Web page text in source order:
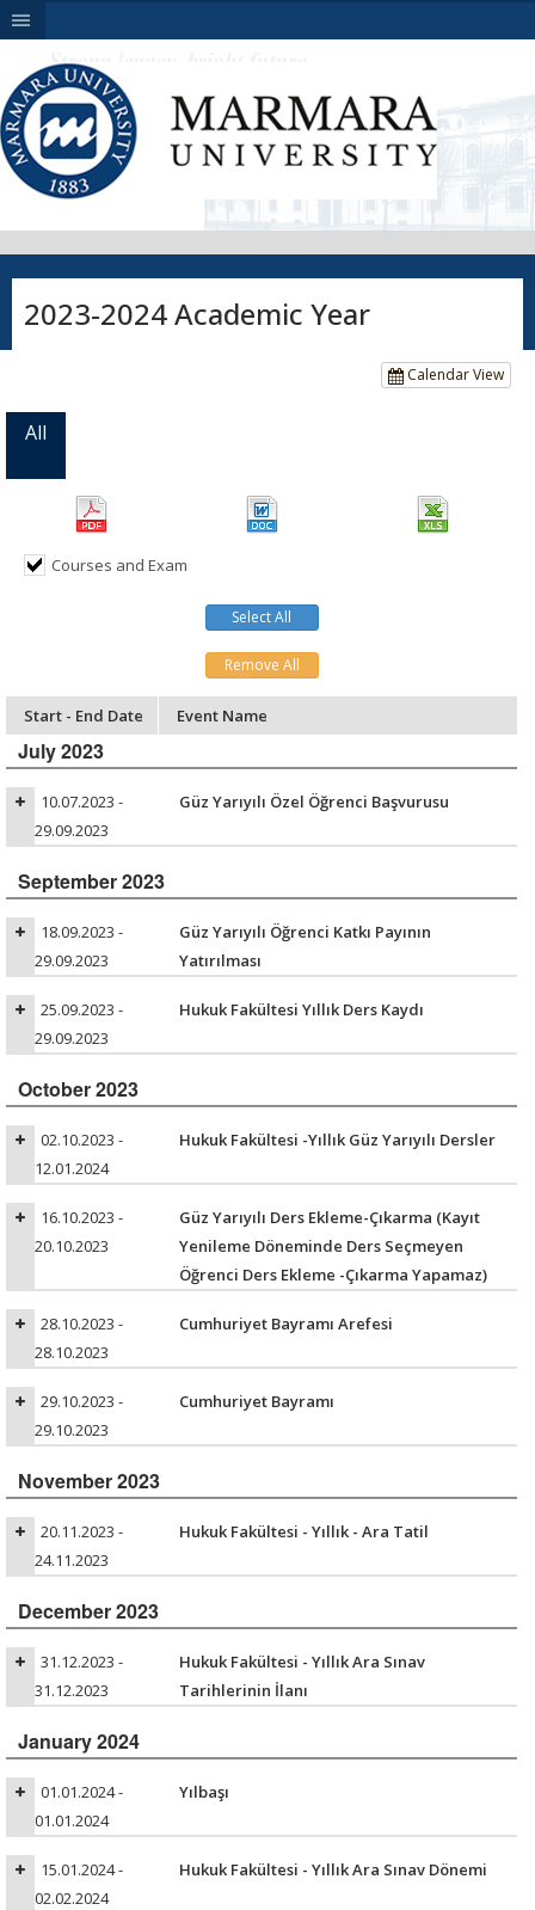
|||
2023-2024 Academic Year
Calendar View
All
Courses and Exam
Select All
Remove All
Start - End Date Event Name
July 2023
10.07.2023 -
29.09.2023
Güz Yarıyılı Özel Öğrenci Başvurusu
September 2023
18.09.2023 -
29.09.2023
Güz Yarıyılı Öğrenci Katkı Payının
Yatırılması
25.09.2023 -
29.09.2023
Hukuk Fakültesi Yıllık Ders Kaydı
October 2023
02.10.2023 -
12.01.2024
Hukuk Fakültesi -Yıllık Güz Yarıyılı Dersler
16.10.2023 -
20.10.2023
Güz Yarıyılı Ders Ekleme-Çıkarma (Kayıt
Yenileme Döneminde Ders Seçmeyen
Öğrenci Ders Ekleme -Çıkarma Yapamaz)
28.10.2023 -
28.10.2023
Cumhuriyet Bayramı Arefesi
29.10.2023 -
29.10.2023
Cumhuriyet Bayramı
November 2023
20.11.2023 -
24.11.2023
Hukuk Fakültesi - Yıllık - Ara Tatil
December 2023
31.12.2023 -
31.12.2023
Hukuk Fakültesi - Yıllık Ara Sınav
Tarihlerinin İlanı
January 2024
01.01.2024 -
01.01.2024
Yılbaşı
15.01.2024 -
02.02.2024
Hukuk Fakültesi - Yıllık Ara Sınav Dönemi